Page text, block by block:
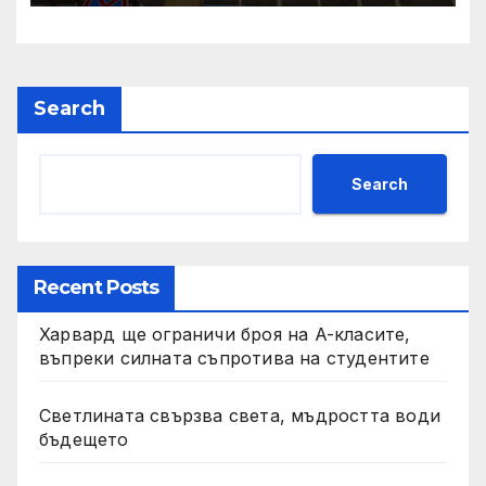
България“
Search
Search
Recent Posts
Харвард ще ограничи броя на A-класите,
въпреки силната съпротива на студентите
Светлината свързва света, мъдростта води
бъдещето